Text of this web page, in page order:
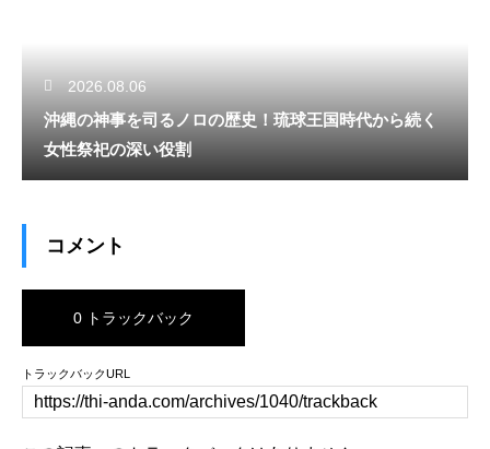
2026.08.06
沖縄の神事を司るノロの歴史！琉球王国時代から続く
女性祭祀の深い役割
コメント
0 トラックバック
トラックバックURL